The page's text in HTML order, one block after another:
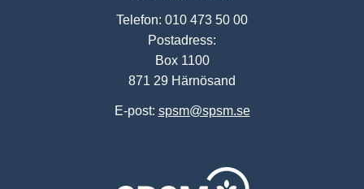
Telefon: 010 473 50 00
Postadress:
Box 1100
871 29 Härnösand
E-post: spsm@spsm.se